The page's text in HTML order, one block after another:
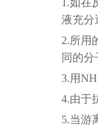
1.如在
液充分
2.所用
同的
3.用
4.由于
5.当游